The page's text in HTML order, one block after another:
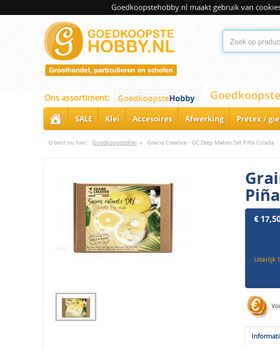
Goedkoopstehobby.nl maakt gebruik van
Ons assortiment: GoedkoopsteHobby Goedkoopste
SALE Klei Accesoires Afwerking Pretex /
U bent nu hier: GoedkoopsteKlei » Graine Creative - GC Zeep Maken Set Piña Colada
€
Uiterlijk